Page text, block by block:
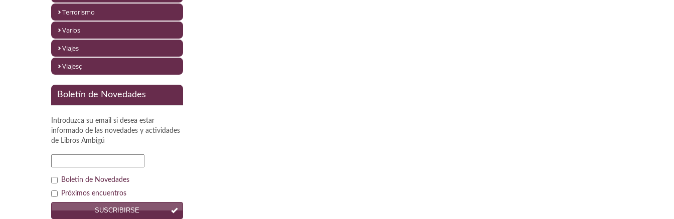
Psicología. Educación
Segunda Guerra Mundial
Terrorismo
Varios
Viajes
Viajesç
Boletín de Novedades
Introduzca su email si desea estar
informado de las novedades y actividades
de Libros Ambigú
Boletín de Novedades
Próximos encuentros
SUSCRIBIRSE